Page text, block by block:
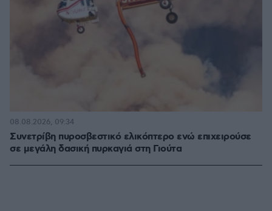
Συνετρίβη πυροσβεστικό ελικόπτερο ενώ επιχειρούσε
σε μεγάλη δασική πυρκαγιά στη Γιούτα
08.08.2026, 09:34